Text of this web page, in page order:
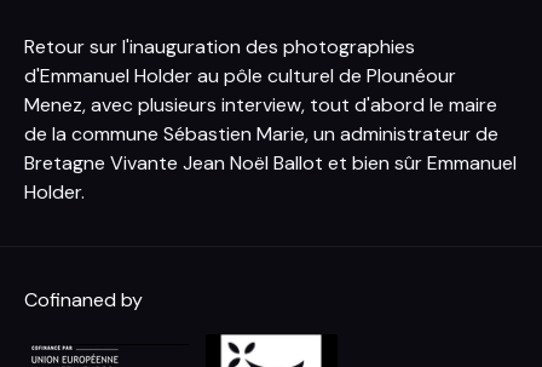
Retour sur l'inauguration des photographies
d'Emmanuel Holder au pôle culturel de Plounéour
Menez, avec plusieurs interview, tout d'abord le maire
de la commune Sébastien Marie, un administrateur de
Bretagne Vivante Jean Noël Ballot et bien sûr Emmanuel
Holder.
Cofinaned by